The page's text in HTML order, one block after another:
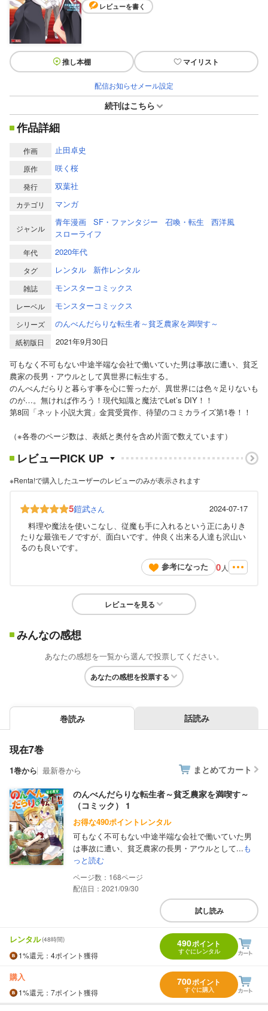
レビューを書く
推し本棚 マイリスト
配信お知らせメール設定
続刊はこちら
作品詳細
作画 止田卓史
原作 咲く桜
発行 双葉社
カテゴリ マンガ
ジャンル
青年漫画 SF・ファンタジー 召喚・転生
西洋風
スローライフ
年代 2020年代
タグ レンタル 新作レンタル
雑誌 モンスターコミックス
レーベル モンスターコミックス
シリーズ のんべんだらりな転生者～貧乏農家を満喫す～
紙初版日
2021年9月30日
可もなく不可もない中途半端な会社で働いていた男は事故に遭い、貧乏
農家の長男・アウルとして異世界に転生する。
のんべんだらりと暮らす事を心に誓ったが、異世界には色々足りないも
のが…。無ければ作ろう！現代知識と魔法でLet’s DIY！！
第8回「ネット小説大賞」金賞受賞作、待望のコミカライズ第1巻！！
（※各巻のページ数は、表紙と奥付を含め片面で数えています）
レビューPICK UP
※Renta!で購入したユーザーのレビューのみが表示されます
5鎧武さん
2024-07-17
料理や魔法を使いこなし、従魔も手に入れるという正にありき
たりな最強モノですが、面白いです。仲良く出来る人達も沢山い
るのも良いです。
参考になった
0 人
レビューを見る
みんなの感想
あなたの感想を一覧から選んで投票してください。
あなたの感想を投票する
巻読み 話読み
現在7巻
1巻から 最新巻から まとめてカート
のんべんだらりな転生者～貧乏農家を満喫す～
（コミック） 1
お得な490ポイントレンタル
可もなく不可もない中途半端な会社で働いていた男
は事故に遭い、貧乏農家の長男・アウルとして...も
っと読む
168
配信日：2021/09/30
試し読み
レンタル(48時間)
1%還元 ：4ポイント獲得
490ポイント
すぐにレンタル
購入
1%還元 ：7ポイント獲得
700ポイント
すぐに購入